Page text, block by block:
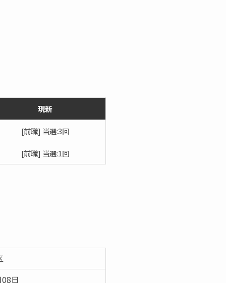
現新
[前職] 当選:3回
[前職] 当選:1回
日